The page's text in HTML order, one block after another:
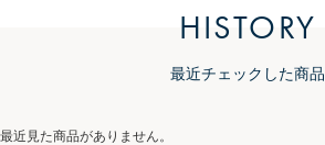
HISTORY
最近チェックした商品
最近見た商品がありません。